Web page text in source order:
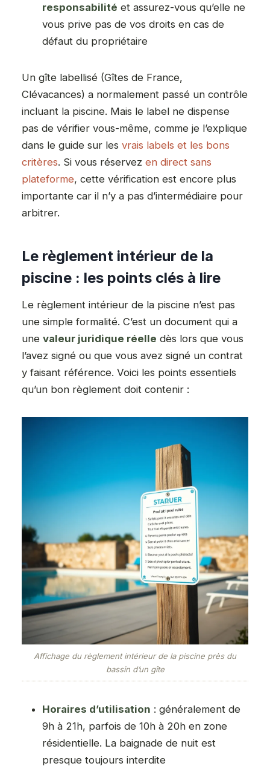
responsabilité et assurez-vous qu’elle ne
vous prive pas de vos droits en cas de
défaut du propriétaire
Un gîte labellisé (Gîtes de France,
Clévacances) a normalement passé un contrôle
incluant la piscine. Mais le label ne dispense
pas de vérifier vous-même, comme je l’explique
dans le guide sur les vrais labels et les bons
critères. Si vous réservez en direct sans
plateforme, cette vérification est encore plus
importante car il n’y a pas d’intermédiaire pour
arbitrer.
Le règlement intérieur de la
piscine : les points clés à lire
Le règlement intérieur de la piscine n’est pas
une simple formalité. C’est un document qui a
une valeur juridique réelle dès lors que vous
l’avez signé ou que vous avez signé un contrat
y faisant référence. Voici les points essentiels
qu’un bon règlement doit contenir :
Affichage du règlement intérieur de la piscine près du
bassin d’un gîte
Horaires d’utilisation : généralement de
9h à 21h, parfois de 10h à 20h en zone
résidentielle. La baignade de nuit est
presque toujours interdite